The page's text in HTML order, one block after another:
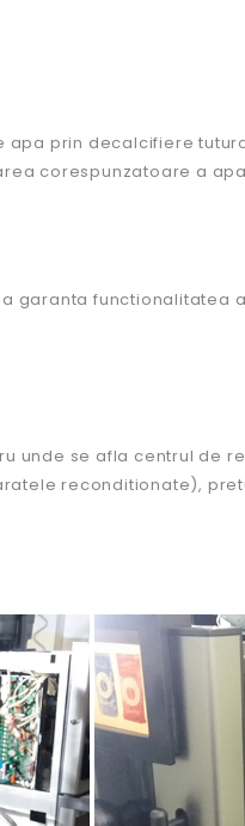
prin decalcifiere
corespunzatoare a
garanta functionalitatea
unde se afla centrul de
reconditionate),